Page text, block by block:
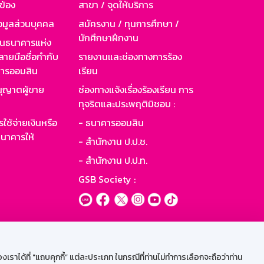
ได้ที่ "แถบคุกกี้” แต่ละประเภท ในกรณีที่ท่านไม่ทำการเลือกจะถือว่าท่าน
อง
มูลส่วนบุคคล
นาคารแห่ง
ายมือชื่อกำกับ
รออมสิน
ญาตผู้ขาย
ช้จ่ายเงินหรือ
คารให้
สาขา / จุดให้บริการ
สมัครงาน / ทุนการศึกษา /
นักศึกษาฝึกงาน
รายงานและช่องทางการร้อง
เรียน
ช่องทางแจ้งเรื่องร้องเรียน การ
ทุจริตและประพฤติมิชอบ :
- ธนาคารออมสิน
- สำนักงาน ป.ป.ช.
- สำนักงาน ป.ป.ท.
GSB Society :